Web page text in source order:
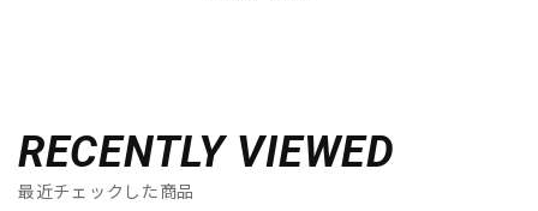
RECENTLY VIEWED
最近チェックした商品